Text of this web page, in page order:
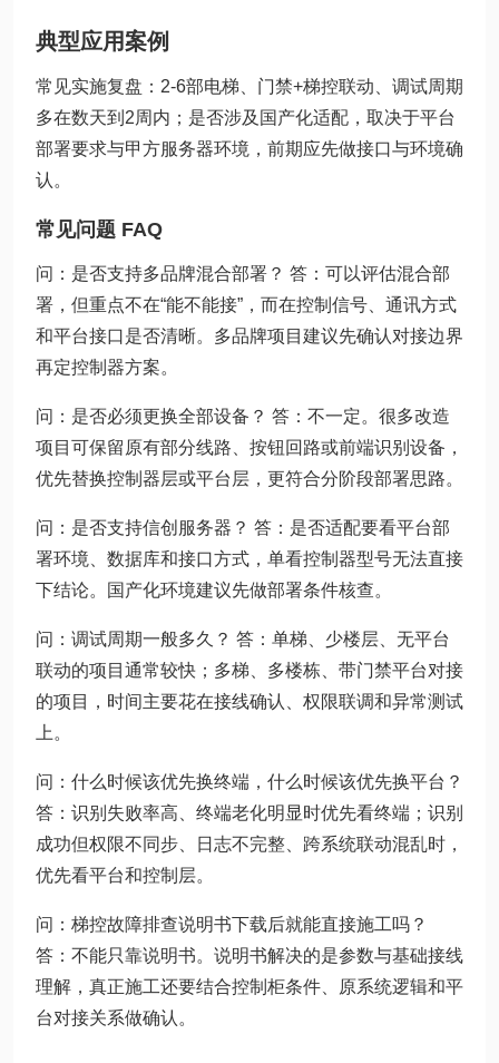
典型应用案例
常见实施复盘：2-6部电梯、门禁+梯控联动、调试周期
多在数天到2周内；是否涉及国产化适配，取决于平台
部署要求与甲方服务器环境，前期应先做接口与环境确
认。
常见问题 FAQ
问：是否支持多品牌混合部署？ 答：可以评估混合部
署，但重点不在“能不能接”，而在控制信号、通讯方式
和平台接口是否清晰。多品牌项目建议先确认对接边界
再定控制器方案。
问：是否必须更换全部设备？ 答：不一定。很多改造
项目可保留原有部分线路、按钮回路或前端识别设备，
优先替换控制器层或平台层，更符合分阶段部署思路。
问：是否支持信创服务器？ 答：是否适配要看平台部
署环境、数据库和接口方式，单看控制器型号无法直接
下结论。国产化环境建议先做部署条件核查。
问：调试周期一般多久？ 答：单梯、少楼层、无平台
联动的项目通常较快；多梯、多楼栋、带门禁平台对接
的项目，时间主要花在接线确认、权限联调和异常测试
上。
问：什么时候该优先换终端，什么时候该优先换平台？
答：识别失败率高、终端老化明显时优先看终端；识别
成功但权限不同步、日志不完整、跨系统联动混乱时，
优先看平台和控制层。
问：梯控故障排查说明书下载后就能直接施工吗？
答：不能只靠说明书。说明书解决的是参数与基础接线
理解，真正施工还要结合控制柜条件、原系统逻辑和平
台对接关系做确认。